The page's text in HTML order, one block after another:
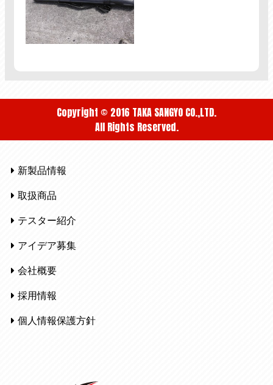
Copyright © 2016 TAKA SANGYO CO.,LTD.
All Rights Reserved.
新製品情報
取扱商品
テスター紹介
アイデア募集
会社概要
採用情報
個人情報保護方針